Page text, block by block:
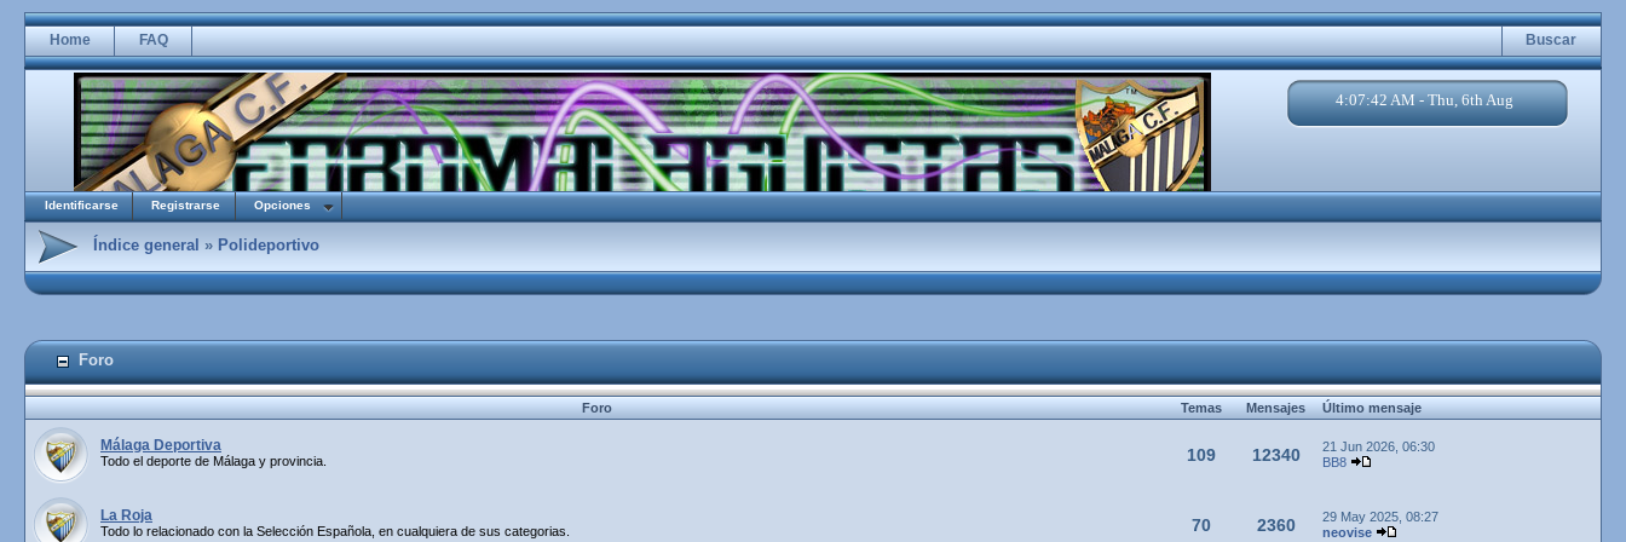
Home FAQ Buscar
4:07:42 AM - Thu, 6th Aug
Identificarse Registrarse Opciones
Índice general » Polideportivo
Foro
Foro TemasMensajesÚltimo mensaje
Málaga Deportiva
Todo el deporte de Málaga y provincia. 109 12340
21 Jun 2026, 06:30
BB8
La Roja
Todo lo relacionado con la Selección Española, en cualquiera de sus categorias. 70 2360
29 May 2025, 08:27
neovise